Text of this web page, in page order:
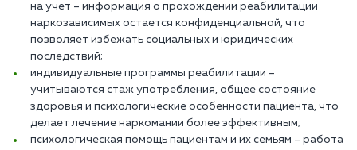
на учет – информация о прохождении реабилитации
наркозависимых остается конфиденциальной, что
позволяет избежать социальных и юридических
последствий;
индивидуальные программы реабилитации –
учитываются стаж употребления, общее состояние
здоровья и психологические особенности пациента, что
делает лечение наркомании более эффективным;
психологическая помощь пациентам и их семьям – работа